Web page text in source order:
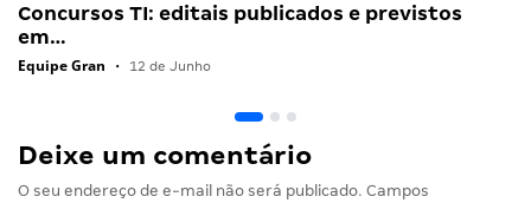
Concursos TI: editais publicados e previstos
em…
Equipe Gran • 12 de Junho
Deixe um comentário
O seu endereço de e-mail não será publicado. Campos